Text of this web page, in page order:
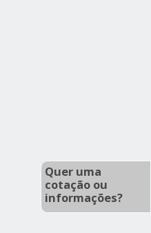
Quer uma
cotação ou
informações?